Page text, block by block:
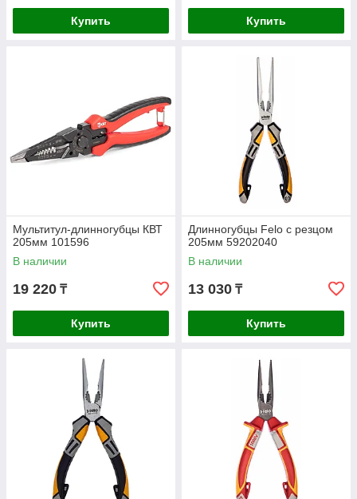
Купить Купить
Мультитул-длинногубцы КВТ
205мм 101596
В наличии
19 220 ₸
Купить
Длинногубцы Felo с резцом
205мм 59202040
В наличии
13 030 ₸
Купить